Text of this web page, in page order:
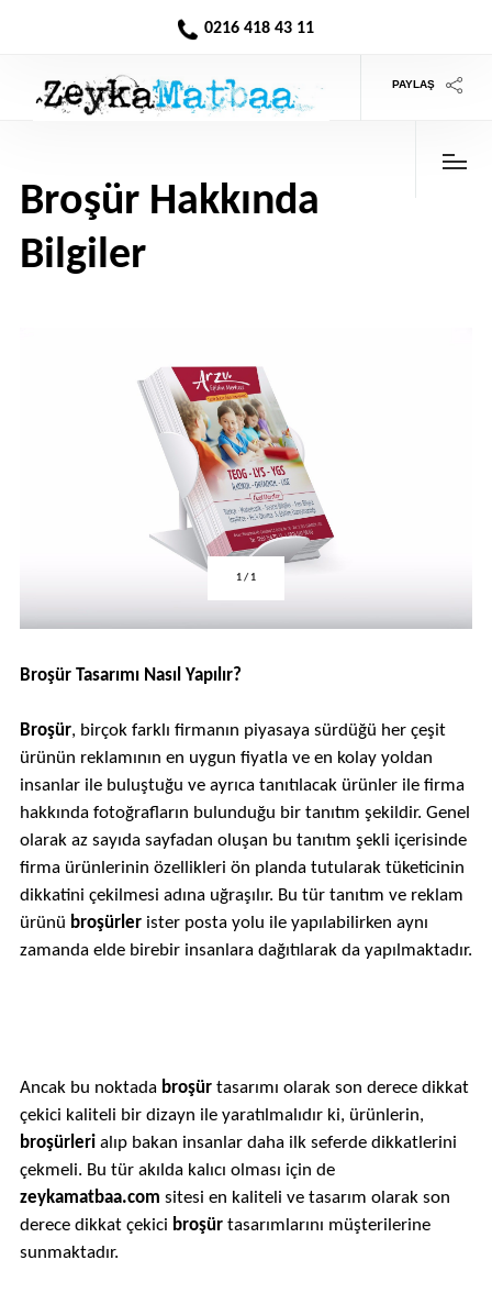
0216 418 43 11
PAYLAŞ
Broşür Hakkında
Bilgiler
1/1
Broşür Tasarımı Nasıl Yapılır?
Broşür, birçok farklı firmanın piyasaya sürdüğü her çeşit
ürünün reklamının en uygun fiyatla ve en kolay yoldan
insanlar ile buluştuğu ve ayrıca tanıtılacak ürünler ile firma
hakkında fotoğrafların bulunduğu bir tanıtım şekildir. Genel
olarak az sayıda sayfadan oluşan bu tanıtım şekli içerisinde
firma ürünlerinin özellikleri ön planda tutularak tüketicinin
dikkatini çekilmesi adına uğraşılır. Bu tür tanıtım ve reklam
ürünü broşürler ister posta yolu ile yapılabilirken aynı
zamanda elde birebir insanlara dağıtılarak da yapılmaktadır.
Ancak bu noktada broşür tasarımı olarak son derece dikkat
çekici kaliteli bir dizayn ile yaratılmalıdır ki, ürünlerin,
broşürleri alıp bakan insanlar daha ilk seferde dikkatlerini
çekmeli. Bu tür akılda kalıcı olması için de
zeykamatbaa.com sitesi en kaliteli ve tasarım olarak son
derece dikkat çekici broşürtasarımlarını müşterilerine
sunmaktadır.